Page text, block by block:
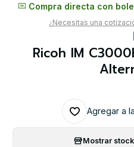
Compra directa con
¿Necesitas una
Ricoh IM
Agregar a
Mostrar